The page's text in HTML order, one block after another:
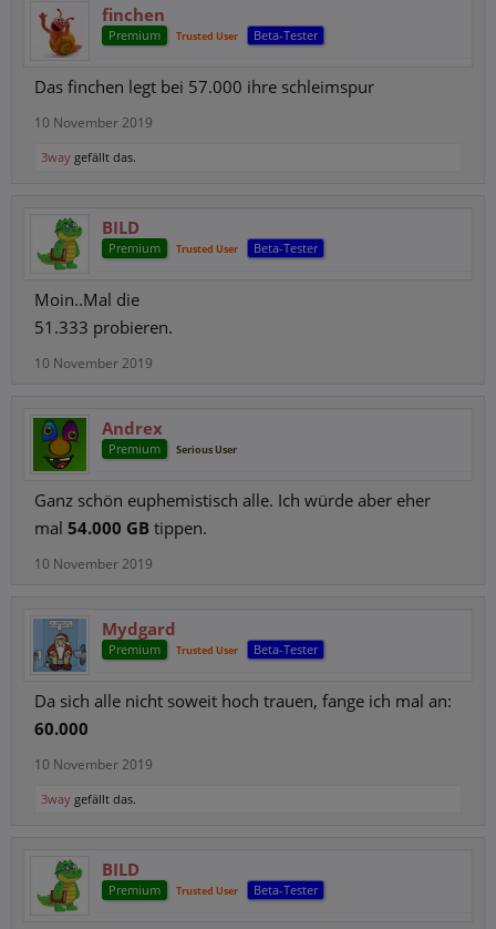
finchen
Premium Trusted User Beta-Tester
Das finchen legt bei 57.000 ihre schleimspur
10 November 2019
3way gefällt das.
BILD
Premium Trusted User Beta-Tester
Moin..Mal die
51.333 probieren.
10 November 2019
Andrex
Premium Serious User
Ganz schön euphemistisch alle. Ich würde aber eher
mal 54.000 GB tippen.
10 November 2019
Mydgard
Premium Trusted User Beta-Tester
Da sich alle nicht soweit hoch trauen, fange ich mal an:
60.000
10 November 2019
3way gefällt das.
BILD
Premium Trusted User Beta-Tester